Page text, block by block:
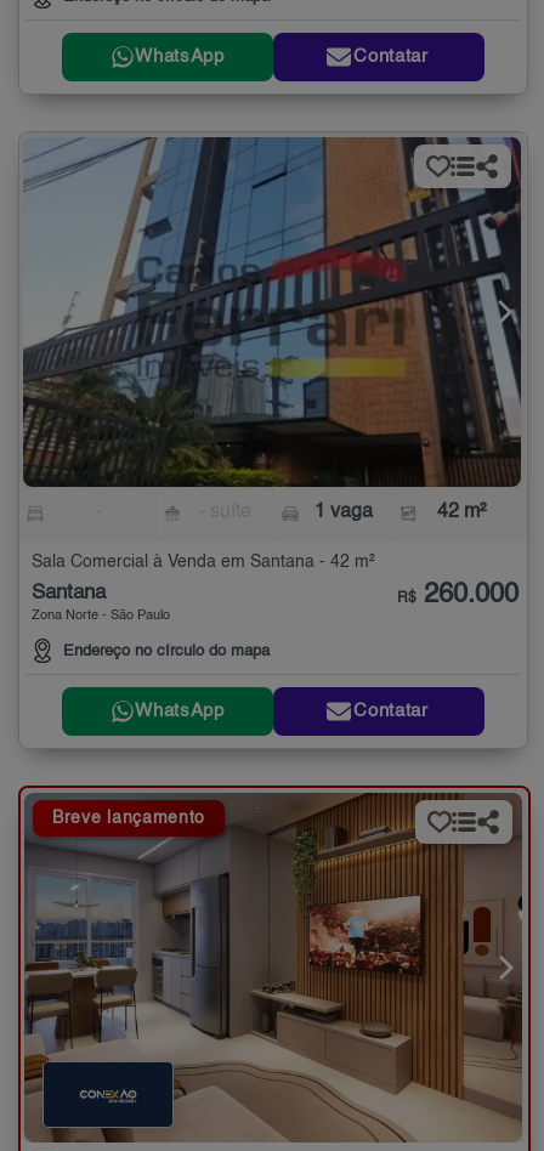
WhatsApp Contatar
1 vaga 42 m²
Sala Comercial à Venda em Santana - 42 m²
Santana
Zona Norte - São Paulo
Endereço no círculo do mapa
R$ 260.000
WhatsApp Contatar
Breve lançamento